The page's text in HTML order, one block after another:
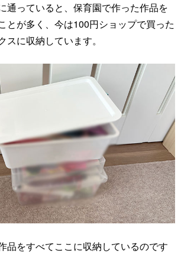
通っていると、保育園で作った作品を
とが多く、今は100円ショップで買った
スに収納しています。
品をすべてここに収納しているのです